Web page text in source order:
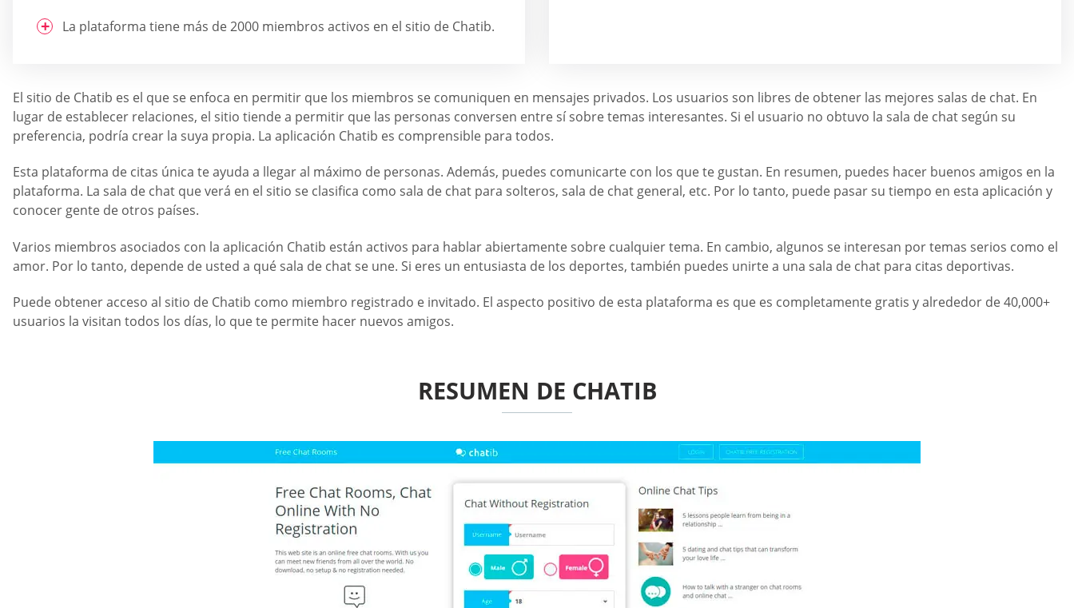
La plataforma tiene más de 2000 miembros activos en el sitio de Chatib.
El sitio de Chatib es el que se enfoca en permitir que los miembros se comuniquen en mensajes privados. Los usuarios son libres de obtener las mejores salas de chat. En
lugar de establecer relaciones, el sitio tiende a permitir que las personas conversen entre sí sobre temas interesantes. Si el usuario no obtuvo la sala de chat según su
preferencia, podría crear la suya propia. La aplicación Chatib es comprensible para todos.
Esta plataforma de citas única te ayuda a llegar al máximo de personas. Además, puedes comunicarte con los que te gustan. En resumen, puedes hacer buenos amigos en la
plataforma. La sala de chat que verá en el sitio se clasifica como sala de chat para solteros, sala de chat general, etc. Por lo tanto, puede pasar su tiempo en esta aplicación y
conocer gente de otros países.
Varios miembros asociados con la aplicación Chatib están activos para hablar abiertamente sobre cualquier tema. En cambio, algunos se interesan por temas serios como el
amor. Por lo tanto, depende de usted a qué sala de chat se une. Si eres un entusiasta de los deportes, también puedes unirte a una sala de chat para citas deportivas.
Puede obtener acceso al sitio de Chatib como miembro registrado e invitado. El aspecto positivo de esta plataforma es que es completamente gratis y alrededor de 40,000+
usuarios la visitan todos los días, lo que te permite hacer nuevos amigos.
RESUMEN DE CHATIB